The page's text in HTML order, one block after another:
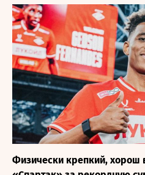
Физически крепкий, хорош